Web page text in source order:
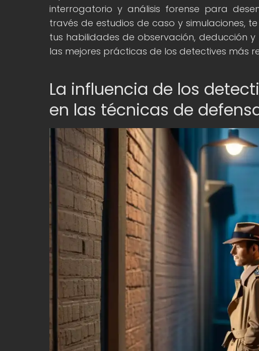
interrogatorio y análisis forense para
través de estudios de caso y simulaciones,
tus habilidades de observación, deducción
las mejores prácticas de los detectives más
La influencia de los
en las técnicas de